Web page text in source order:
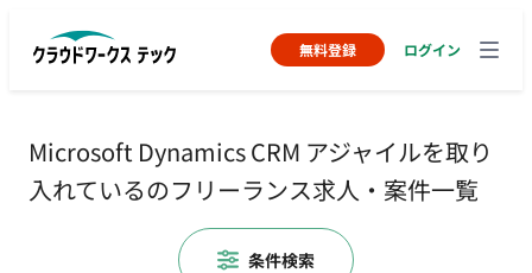
無料登録 ログイン
Microsoft Dynamics CRM アジャイルを取り
入れているのフリーランス求人・案件一覧
条件検索